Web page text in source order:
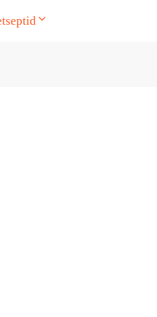
touch or with swipe